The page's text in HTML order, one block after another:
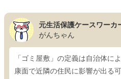
元生活保護ケースワーカ
がんちゃん
「ゴミ屋敷」の定義は自治体に
康面で近隣の住民に影響が出る